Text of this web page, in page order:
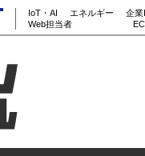
IoT・AI エネルギー 企業
Web担当者